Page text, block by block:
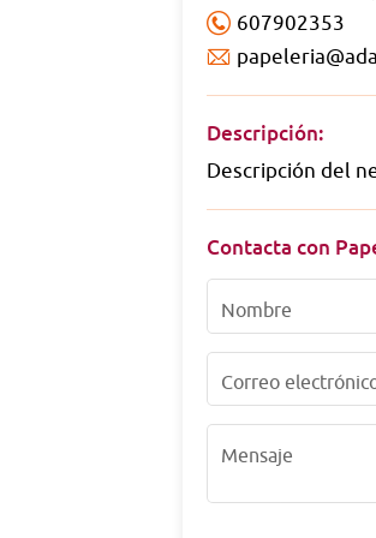
607902353
Descripción:
Descripción del
Contacta con
Nombre
Correo
Mensaje